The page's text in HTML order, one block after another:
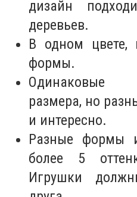
дизайн
деревьев.
В одном цвете,
формы.
Одинаковые
размера, но
и интересно.
Разные формы
более 5
Игрушки